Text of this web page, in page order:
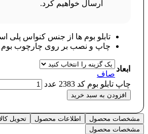
ارسال خواهیم کرد.
تابلو بوم ها از جنس کنواس پلی
چاپ و نصب بر روی چارچوب
ابعاد
صاف
چاپ تابلو بوم کد 2383 عدد
افزودن به سبد خرید
مشخصات محصول اطلاعات محصول
تحویل
مشخصات محصول